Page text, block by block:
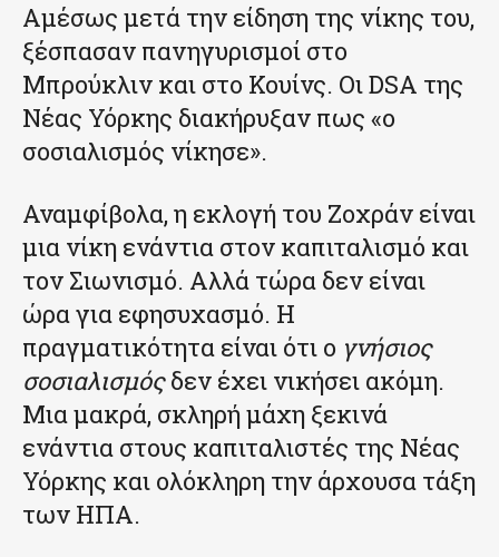
Αμέσως μετά την είδηση της νίκης του,
ξέσπασαν πανηγυρισμοί στο
Μπρούκλιν και στο Κουίνς. Οι DSA της
Νέας Υόρκης διακήρυξαν πως «ο
σοσιαλισμός νίκησε».
Αναμφίβολα, η εκλογή του Ζοχράν είναι
μια νίκη ενάντια στον καπιταλισμό και
τον Σιωνισμό. Αλλά τώρα δεν είναι
ώρα για εφησυχασμό. Η
πραγματικότητα είναι ότι ο γνήσιος
σοσιαλισμόςδεν έχει νικήσει ακόμη.
Μια μακρά, σκληρή μάχη ξεκινά
ενάντια στους καπιταλιστές της Νέας
Υόρκης και ολόκληρη την άρχουσα τάξη
των ΗΠΑ.